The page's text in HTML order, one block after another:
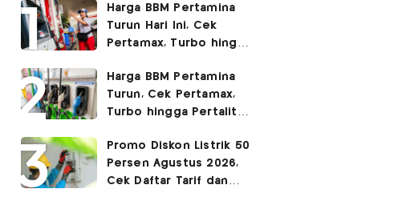
Harga BBM Pertamina
Turun Hari Ini, Cek
Pertamax, Turbo hingga
2026
Harga BBM Pertamina
Turun, Cek Pertamax,
Turbo hingga Pertalite
Promo Diskon Listrik 50
Persen Agustus 2026,
Cek Daftar Tarif dan